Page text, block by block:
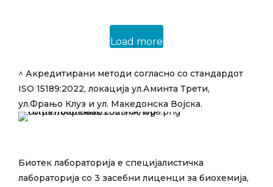
Load more
^ Акредитирани методи согласно со стандардот
ISO 15189:2022, локација ул.Аминта Трети,
ул.Фрањо Клуз и ул. Македонска Војска.
Биотек лабораторија е специјалистичка
лабораторија со 3 засебни лиценци за биохемија,